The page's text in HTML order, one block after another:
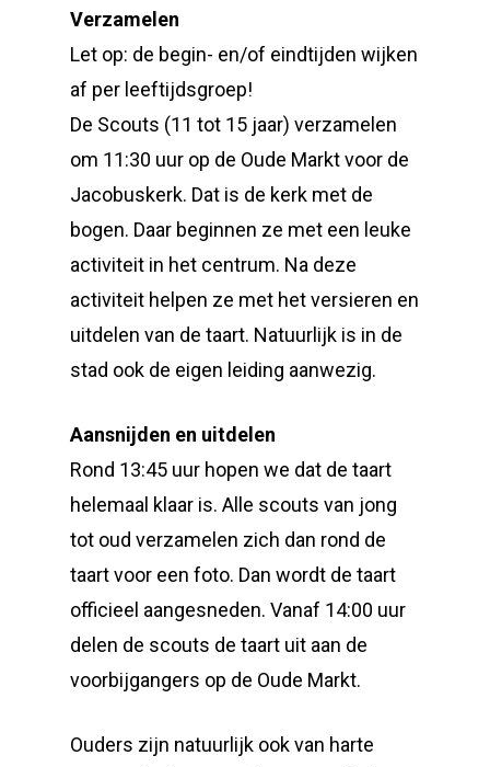
Verzamelen
Let op: de begin- en/of eindtijden wijken
af per leeftijdsgroep!
De Scouts (11 tot 15 jaar) verzamelen
om 11:30 uur op de Oude Markt voor de
Jacobuskerk. Dat is de kerk met de
bogen. Daar beginnen ze met een leuke
activiteit in het centrum. Na deze
activiteit helpen ze met het versieren en
uitdelen van de taart. Natuurlijk is in de
stad ook de eigen leiding aanwezig.
Aansnijden en uitdelen
Rond 13:45 uur hopen we dat de taart
helemaal klaar is. Alle scouts van jong
tot oud verzamelen zich dan rond de
taart voor een foto. Dan wordt de taart
officieel aangesneden. Vanaf 14:00 uur
delen de scouts de taart uit aan de
voorbijgangers op de Oude Markt.
Ouders zijn natuurlijk ook van harte